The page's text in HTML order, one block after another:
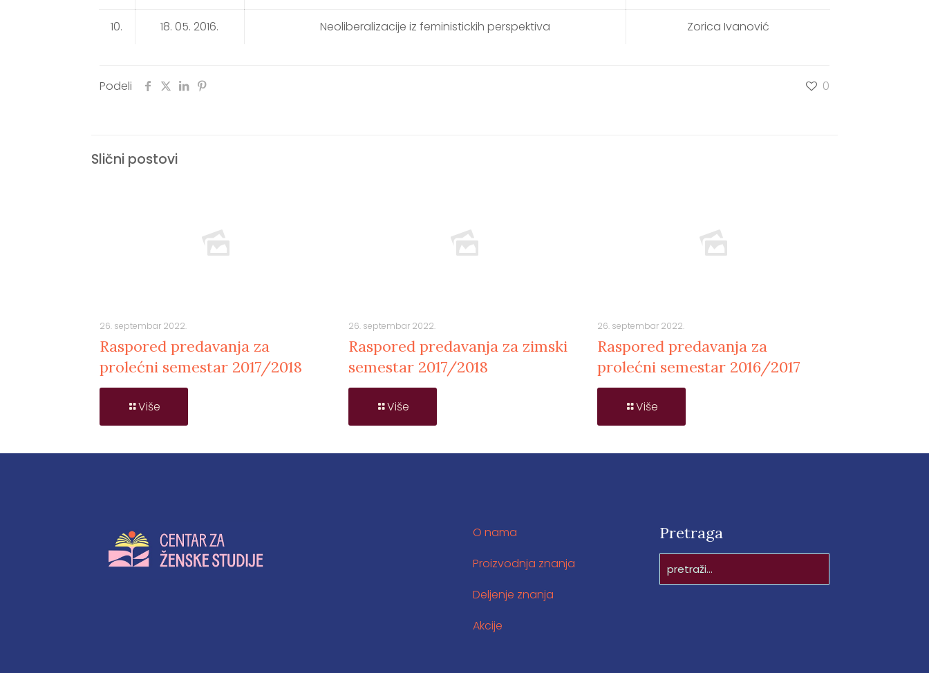
10. 18. 05. 2016. Neoliberalizacije iz feministickih perspektiva Zorica Ivanović
Podeli 0
Slični postovi
26. septembar 2022.
Raspored predavanja za
prolećni semestar 2017/2018
Više
26. septembar 2022.
Raspored predavanja za zimski
semestar 2017/2018
Više
26. septembar 2022.
Raspored predavanja za
prolećni semestar 2016/2017
Više
O nama
Proizvodnja znanja
Deljenje znanja
Akcije
Pretraga